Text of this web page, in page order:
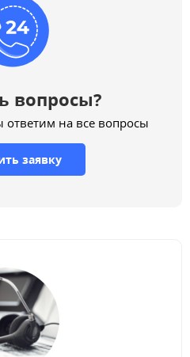
вопросы?
ответим на все вопросы
заявку